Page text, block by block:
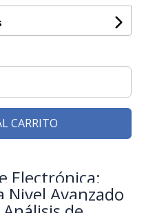
CARRITO
Electrónica:
Nivel Avanzado